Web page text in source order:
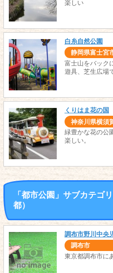
楽しい
白糸自然公園
静岡県富士宮
富士山をバック
遊具、芝生広場
くりはま花の国
神奈川県横須
緑豊かな花の公
楽しい。
「都市公園」サブカテゴ
都）
調布市野川中央
調布市
東京都調布市に